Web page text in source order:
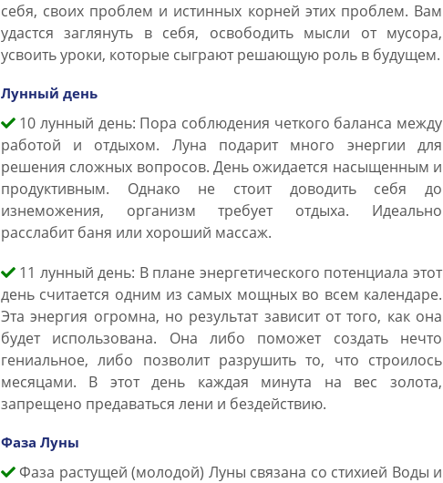
себя, своих проблем и истинных корней этих проблем. Вам
удастся заглянуть в себя, освободить мысли от мусора,
усвоить уроки, которые сыграют решающую роль в будущем.
Лунный день
10 лунный день: Пора соблюдения четкого баланса между
работой и отдыхом. Луна подарит много энергии для
решения сложных вопросов. День ожидается насыщенным и
продуктивным. Однако не стоит доводить себя до
изнеможения, организм требует отдыха. Идеально
расслабит баня или хороший массаж.
11 лунный день: В плане энергетического потенциала этот
день считается одним из самых мощных во всем календаре.
Эта энергия огромна, но результат зависит от того, как она
будет использована. Она либо поможет создать нечто
гениальное, либо позволит разрушить то, что строилось
месяцами. В этот день каждая минута на вес золота,
запрещено предаваться лени и бездействию.
Фаза Луны
Фаза растущей (молодой) Луны связана со стихией Воды и